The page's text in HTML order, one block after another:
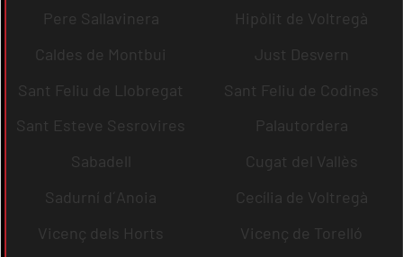
Pere Sallavinera
Hipòlit de Voltregà
Caldes de Montbui
Just Desvern
Sant Feliu de Llobregat
Sant Feliu de Codines
Sant Esteve Sesrovires
Palautordera
Sabadell
Cugat del Vallès
Sadurní d´Anoia
Cecília de Voltregà
Vicenç dels Horts
Vicenç de Torelló